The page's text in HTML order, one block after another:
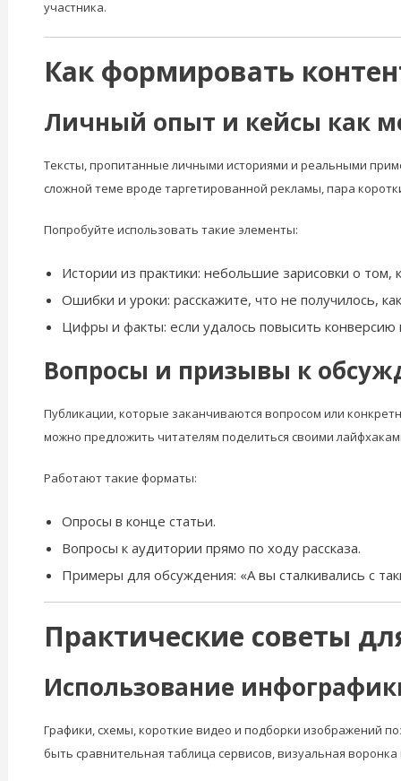
участника.
Как формировать
Личный опыт и кейсы как
Тексты, пропитанные личными историями и реальными
сложной теме вроде таргетированной рекламы, пара
Попробуйте использовать такие элементы:
Истории из практики: небольшие зарисовки о том,
Ошибки и уроки: расскажите, что не получилось,
Цифры и факты: если удалось повысить
Вопросы и призывы к
Публикации, которые заканчиваются вопросом или
можно предложить читателям поделиться своими
Работают такие форматы:
Опросы в конце статьи.
Вопросы к аудитории прямо по ходу рассказа.
Примеры для обсуждения: «А вы сталкивались с
Практические советы
Использование
Графики, схемы, короткие видео и подборки изображений
быть сравнительная таблица сервисов, визуальная